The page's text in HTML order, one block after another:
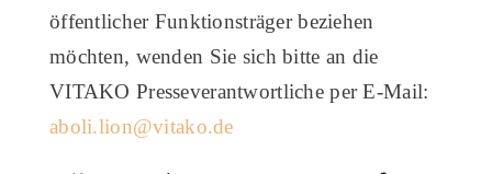
öffentlicher Funktionsträger beziehen
möchten, wenden Sie sich bitte an die
VITAKO Presseverantwortliche per E-Mail:
aboli.lion@vitako.de